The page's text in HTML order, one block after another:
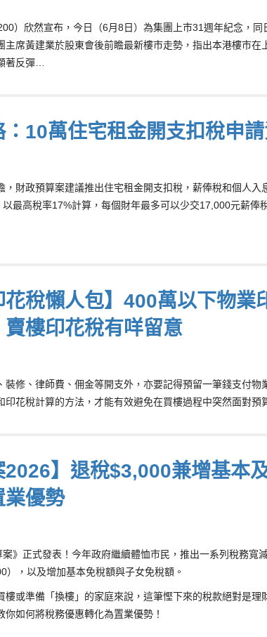
）欣然宣布，今日（6月8日）為集團上市31週年紀念，
主席黃建業於股東會後前瞻最新樓市走勢，指出本港樓市
著反彈…
10萬住宅租金開支扣稅申
，財政預算案建議推出住宅租金開支扣稅，薪俸稅和個人
最高稅率17%計算，每個財年最多可以少交17,000元薪俸
花稅懶人包】400萬以下物業
樓印花稅有咩留意
裝修、律師費、佣金等開支外，亦要記得預留一筆錢支付
印花稅計算的方法，才能有效避免在買樓過程中突然面對預
2026】退稅$3,000兼增基本
業優勢
》正式發表！今年政府繼續體恤市民，推出一系列稅務寬
），以及增加基本免稅額與子女免稅額。
樓或準備「換樓」的家庭來說，這筆慳下來的稅款絕對是
如何將稅務優惠轉化為置業優勢！